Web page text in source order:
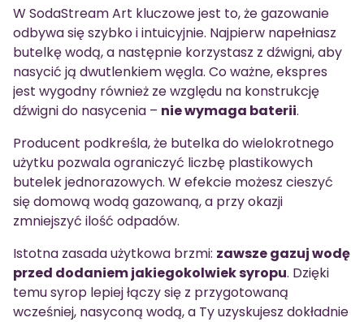
W SodaStream Art kluczowe jest to, że gazowanie
odbywa się szybko i intuicyjnie. Najpierw napełniasz
butelkę wodą, a następnie korzystasz z dźwigni, aby
nasycić ją dwutlenkiem węgla. Co ważne, ekspres
jest wygodny również ze względu na konstrukcję
dźwigni do nasycenia – nie wymaga baterii.
Producent podkreśla, że butelka do wielokrotnego
użytku pozwala ograniczyć liczbę plastikowych
butelek jednorazowych. W efekcie możesz cieszyć
się domową wodą gazowaną, a przy okazji
zmniejszyć ilość odpadów.
Istotna zasada użytkowa brzmi: zawsze gazuj wodę
przed dodaniem jakiegokolwiek syropu. Dzięki
temu syrop lepiej łączy się z przygotowaną
wcześniej, nasyconą wodą, a Ty uzyskujesz dokładnie